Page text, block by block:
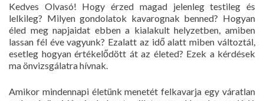
Kedves Olvasó! Hogy érzed magad jelenleg testileg és
lelkileg? Milyen gondolatok kavarognak benned? Hogyan
éled meg napjaidat ebben a kialakult helyzetben, amiben
lassan fél éve vagyunk? Ezalatt az idő alatt miben változtál,
esetleg hogyan értékelődött át az életed? Ezek a kérdések
ma önvizsgálatra hívnak.
Amikor mindennapi életünk menetét felkavarja egy váratlan